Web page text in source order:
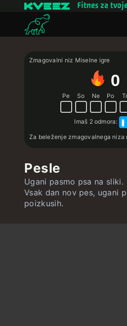
Fitnes za
Kvizi
Učne kartice
Interaktivne vaje
Uporabnik
Stik ∴
Zmagovalni niz Miselne igre
0
Pe So Ne Po
Imaš 2 odmora:
Za beleženje zmagovalnega niza
Pesle
Ugani pasmo psa na sliki.
Vsak dan nov pes, ugani
poizkusih.